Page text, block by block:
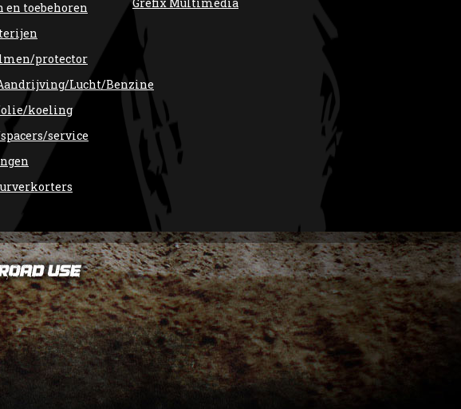
en toebehoren
protector
Lucht/Benzine
olie/koeling
service